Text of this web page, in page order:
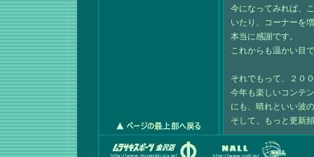
今になってみれば、
いたり、コーナーを
本当に感謝です。
これからも温かい目
それでもって、２０
今年も楽しいコンテ
にも、晴れといい波
そして、もっと更新